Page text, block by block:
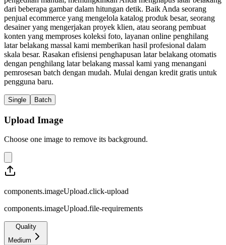
dari beberapa gambar dalam hitungan detik. Baik Anda seorang
penjual ecommerce yang mengelola katalog produk besar, seorang
desainer yang mengerjakan proyek klien, atau seorang pembuat
konten yang memproses koleksi foto, layanan online penghilang
latar belakang massal kami memberikan hasil profesional dalam
skala besar. Rasakan efisiensi penghapusan latar belakang otomatis
dengan penghilang latar belakang massal kami yang menangani
pemrosesan batch dengan mudah. Mulai dengan kredit gratis untuk
pengguna baru.
Single Batch
Upload Image
Choose one image to remove its background.
components.imageUpload.click-upload
components.imageUpload.file-requirements
Quality
Medium